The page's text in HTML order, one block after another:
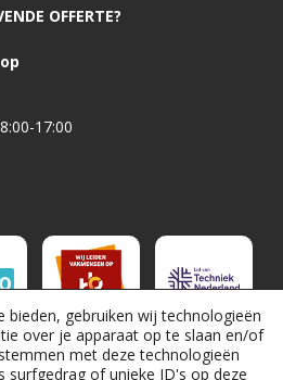
OFFERTE?
17:00
bieden, gebruiken wij technologieën
over je apparaat op te slaan en/of
met deze technologieën
surfgedrag of unieke ID's op deze